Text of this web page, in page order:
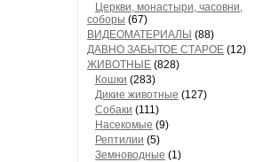
Церкви, монастыри, часовни,
соборы (67)
ВИДЕОМАТЕРИАЛЫ (88)
ДАВНО ЗАБЫТОЕ СТАРОЕ (12)
ЖИВОТНЫЕ (828)
Кошки (283)
Дикие животные (127)
Собаки (111)
Насекомые (9)
Рептилии (5)
Земноводные (1)